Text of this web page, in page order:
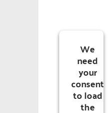
We
need
your
consent
to load
the